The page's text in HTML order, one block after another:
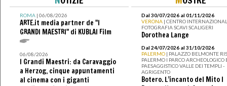
ROMA| 06/08/2026
ARTE.it media partner de "I
GRANDI MAESTRI" di KUBLAI Film
06/08/2026
I Grandi Maestri: da Caravaggio
a Herzog, cinque appuntamenti
al cinema con i giganti
Dal 30/07/2026 al 01/11/2026
VERONA | CENTRO
FOTOGRAFIA SCAVI SCALIGERI
Dorothea Lange
Dal 24/07/2026 al 31/10/2026
PALERMO | PALAZZO BELMONTE
PALERMO I PARCO ARCHEOLOGICO
PAESAGGISTICO VALLE DEI TEMPLI -
AGRIGENTO
Botero. L’incanto del Mito I